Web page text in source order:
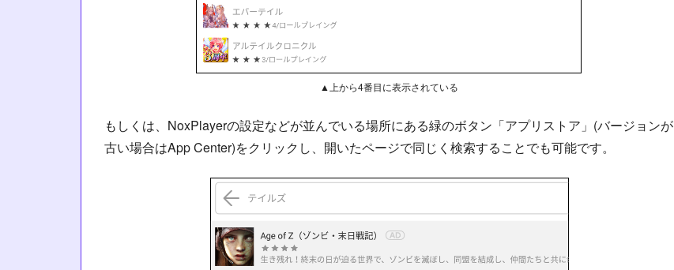
▲上から4番目に表示されている
もしくは、NoxPlayerの設定などが並んでいる場所にある緑のボタン「アプリストア」(バージョンが
古い場合はApp Center)をクリックし、開いたページで同じく検索することでも可能です。